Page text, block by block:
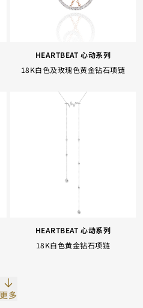
HEARTBEAT 心动系列
18K白色及玫瑰色黄金钻石项链
HEARTBEAT 心动系列
18K白色黄金钻石项链
更多